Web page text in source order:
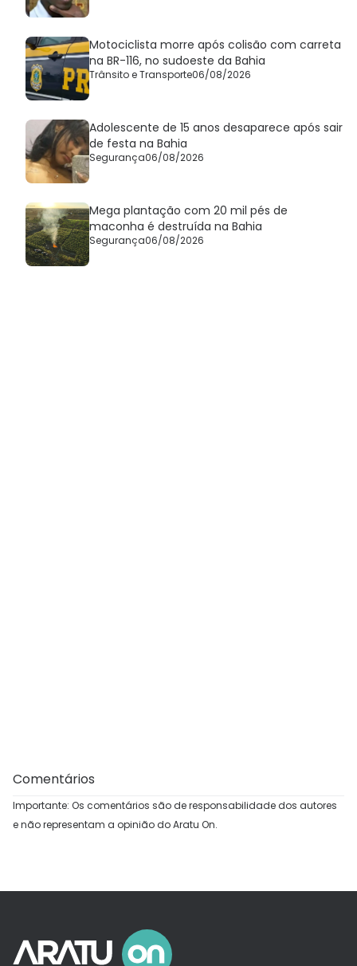
Motociclista morre após colisão com carreta
na BR-116, no sudoeste da Bahia
Trânsito e Transporte06/08/2026
Adolescente de 15 anos desaparece após sair
de festa na Bahia
Segurança06/08/2026
Mega plantação com 20 mil pés de
maconha é destruída na Bahia
Segurança06/08/2026
Comentários
Importante: Os comentários são de responsabilidade dos autores
e não representam a opinião do Aratu On.